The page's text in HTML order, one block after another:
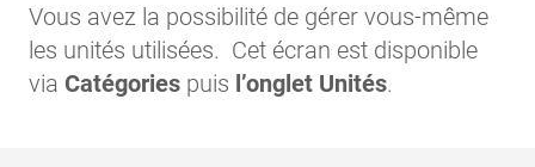
Vous avez la possibilité de gérer vous-même
les unités utilisées. Cet écran est disponible
via Catégories puis l’onglet Unités.